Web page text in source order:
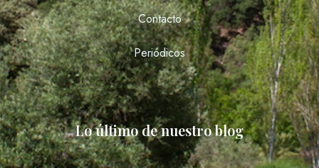
Contacto
Periódicos
Lo último de nuestro blog